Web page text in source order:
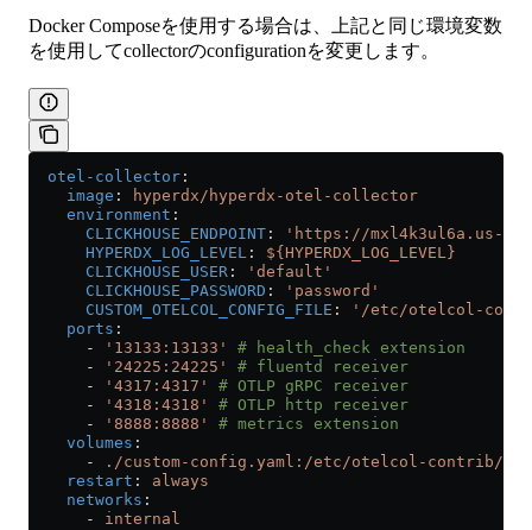
Docker Composeを使用する場合は、上記と同じ環境変数
を使用してcollectorのconfigurationを変更します。
  otel-collector
:
    image
:
hyperdx/hyperdx-otel-collector
    environment
:
      CLICKHOUSE_ENDPOINT
:
'https://mxl4k3ul6a.us-
      HYPERDX_LOG_LEVEL
: ${HYPERDX_LOG_LEVEL}
      CLICKHOUSE_USER
:
'default'
      CLICKHOUSE_PASSWORD
:
'password'
      CUSTOM_OTELCOL_CONFIG_FILE
:
'/etc/otelcol-
    ports
:
      -
'13133:13133'
# health_check extension
      -
'24225:24225'
# fluentd receiver
      -
'4317:4317'
# OTLP gRPC receiver
      -
'4318:4318'
# OTLP http receiver
      -
'8888:8888'
# metrics extension
    volumes
:
      -
./custom-config.yaml:/etc/otelcol-contrib/
    restart
: always
    networks
:
      -
internal